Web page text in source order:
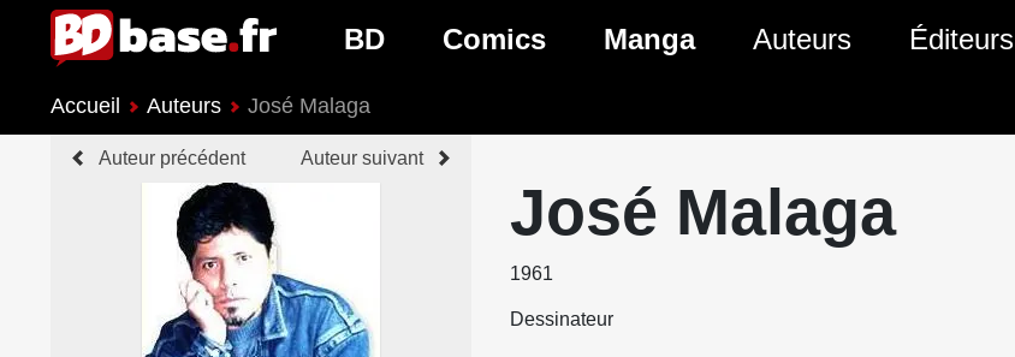
BD
Nouveautés BD
Prochaines sorties BD
Comics
Genres Comics
Manga
Genres Manga
Auteurs Éditeurs
Accueil Auteurs José Malaga
Auteur précédent Auteur suivant
José Malaga
1961
Dessinateur